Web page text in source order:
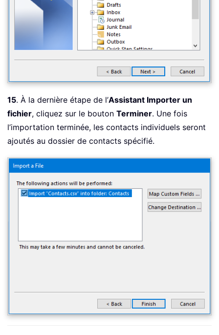
15. À la dernière étape de l’Assistant Importer un
fichier, cliquez sur le bouton Terminer. Une fois
l’importation terminée, les contacts individuels seront
ajoutés au dossier de contacts spécifié.